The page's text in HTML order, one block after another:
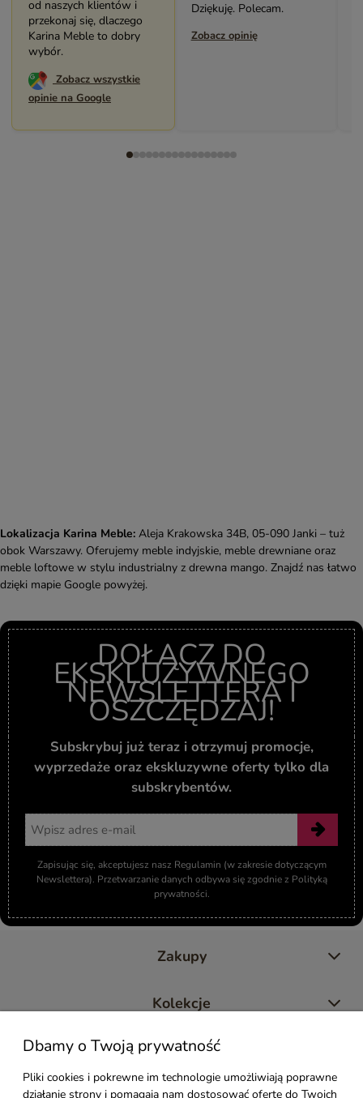
od naszych klientów i
przekonaj się, dlaczego
Karina Meble to dobry
wybór.
Zobacz wszystkie
opinie na Google
Dziękuję. Polecam.
Zobacz opinię
Lokalizacja Karina Meble: Aleja Krakowska 34B, 05-090 Janki – tuż
obok Warszawy. Oferujemy meble indyjskie, meble drewniane oraz
meble loftowe w stylu industrialny z drewna mango. Znajdź nas łatwo
dzięki mapie Google powyżej.
DOŁĄCZ DO
EKSKLUZYWNEGO
NEWSLETTERA I
OSZCZĘDZAJ!
Subskrybuj już teraz i otrzymuj promocje,
wyprzedaże oraz ekskluzywne oferty tylko dla
subskrybentów.
Zapisując się, akceptujesz nasz Regulamin (w zakresie dotyczącym
Newslettera). Przetwarzanie danych odbywa się zgodnie z Polityką
prywatności.
Zakupy
Kolekcje
Moje konto
Dbamy o Twoją prywatność
Pliki cookies i pokrewne im technologie umożliwiają poprawne
działanie strony i pomagają nam dostosować ofertę do Twoich